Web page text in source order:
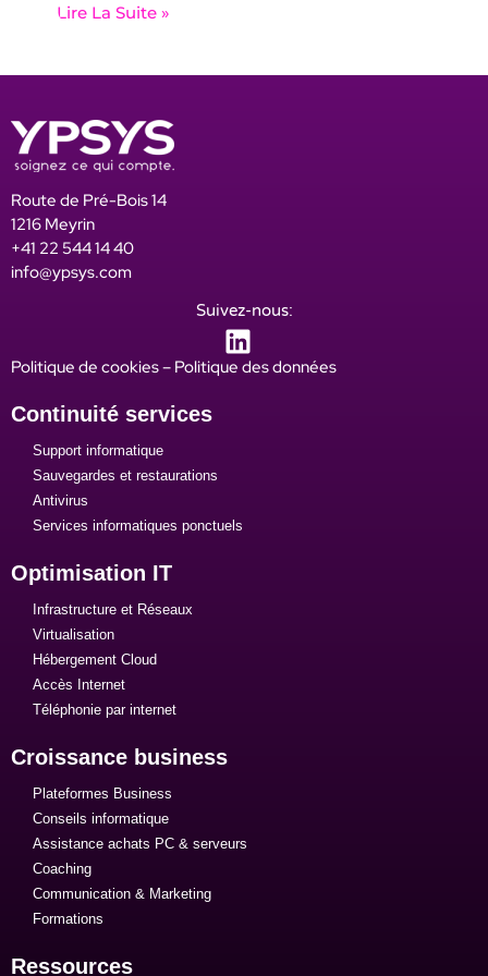
Lire La Suite »
Route de Pré-Bois 14
1216 Meyrin
+41 22 544 14 40
info@ypsys.com
Suivez-nous:
Politique de cookies– Politique des données
Continuité services
Support informatique
Sauvegardes et restaurations
Antivirus
Services informatiques ponctuels
Optimisation IT
Infrastructure et Réseaux
Virtualisation
Hébergement Cloud
Accès Internet
Téléphonie par internet
Croissance business
Plateformes Business
Conseils informatique
Assistance achats PC & serveurs
Coaching
Communication & Marketing
Formations
Ressources